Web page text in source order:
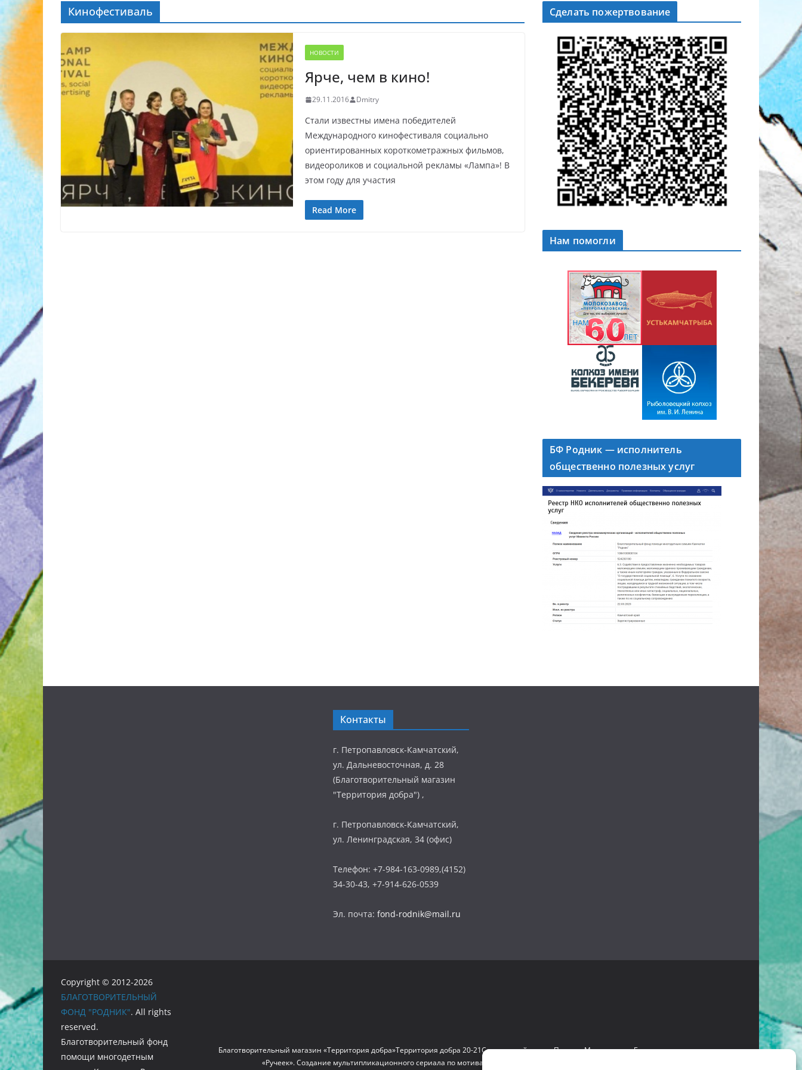
Кинофестиваль
НОВОСТИ
Ярче, чем в кино!
29.11.2016 Dmitry
Стали известны имена победителей
Международного кинофестиваля социально
ориентированных короткометражных фильмов,
видеороликов и социальной рекламы «Лампа»! В
этом году для участия
Read More
Сделать пожертвование
Нам помогли
БФ Родник — исполнитель
общественно полезных услуг
Контакты
г. Петропавловск-Камчатский,
ул. Дальневосточная, д. 28
(Благотворительный магазин
"Территория добра") ,
г. Петропавловск-Камчатский,
ул. Ленинградская, 34 (офис)
Телефон: +7-984-163-0989,(4152)
34-30-43, +7-914-626-0539
Эл. почта: fond-rodnik@mail.ru
Благотворительный магазин «Территория добра»Территория добра 20-21Социальный десантПроект «Мультстудия»Безопасное детство
«Ручеек». Создание мультипликационного сериала по мотивам сказок и на языках коренных народов Камчатки
Copyright © 2012-2026
БЛАГОТВОРИТЕЛЬНЫЙ
ФОНД "РОДНИК". All rights
reserved.
Благотворительный фонд
помощи многодетным